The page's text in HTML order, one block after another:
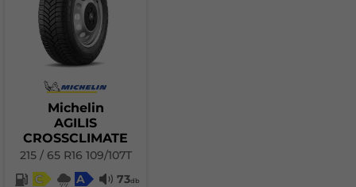
Michelin
AGILIS
CROSSCLIMATE
215 / 65 R16 109/107T
C
A 73db